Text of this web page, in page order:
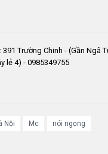
Trường Chinh - (Gần Ngã
lẻ 4) - 0985349755
Nội Mc nói ngọng